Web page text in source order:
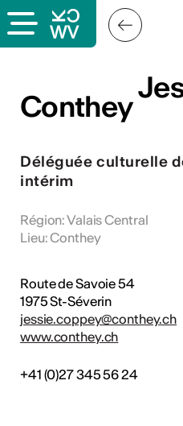
pros
Conthey
Conthey
Déléguée culturelle
intérim
Région:Valais Central
Lieu:Conthey
Route de Savoie 54
1975 St-Séverin
jessie.coppey@conthey.ch
www.conthey.ch
+41 (0)27 345 56 24